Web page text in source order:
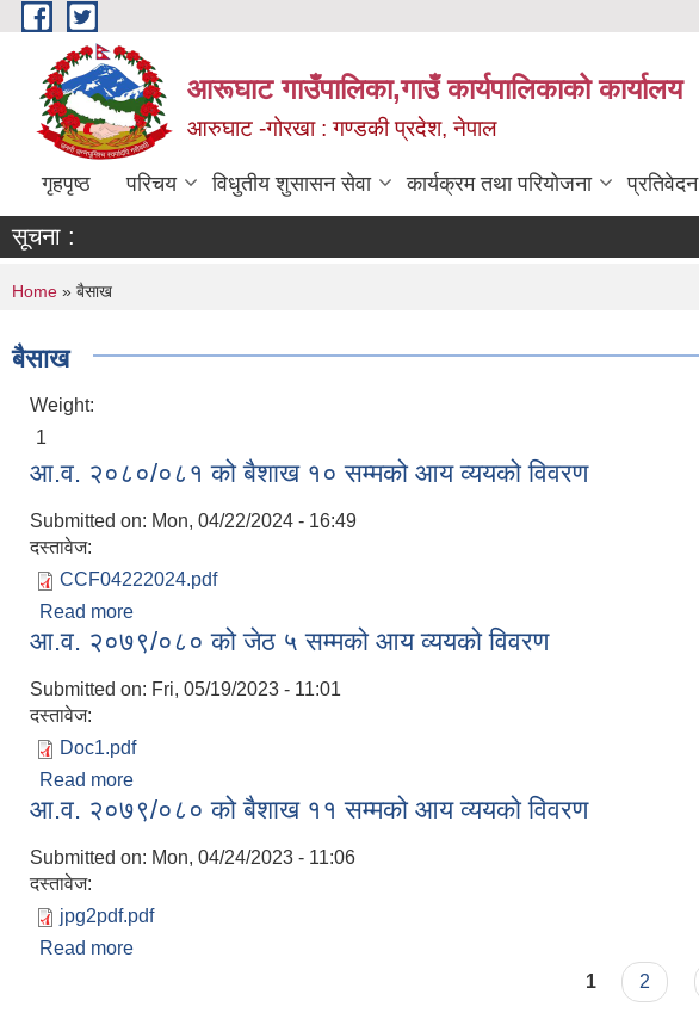
Skip to main content
आरूघाट गाउँपालिका,गाउँ कार्यपालिकाको कार्यालय
आरुघाट -गोरखा : गण्डकी प्रदेश, नेपाल
गृहपृष्ठ परिचय विधुतीय शुसासन सेवा कार्यक्रम तथा परियोजना प्रतिवेदन
सूचना :
You are here
Home » बैसाख
बैसाख
Weight:
1
आ.व. २०८०/०८१ को बैशाख १० सम्मको आय व्ययको विवरण
Submitted on: Mon, 04/22/2024 - 16:49
दस्तावेज:
CCF04222024.pdf
Read more
आ.व. २०७९/०८० को जेठ ५ सम्मको आय व्ययको विवरण
Submitted on: Fri, 05/19/2023 - 11:01
दस्तावेज:
Doc1.pdf
Read more
आ.व. २०७९/०८० को बैशाख ११ सम्मको आय व्ययको विवरण
Submitted on: Mon, 04/24/2023 - 11:06
दस्तावेज:
jpg2pdf.pdf
Read more
1 2